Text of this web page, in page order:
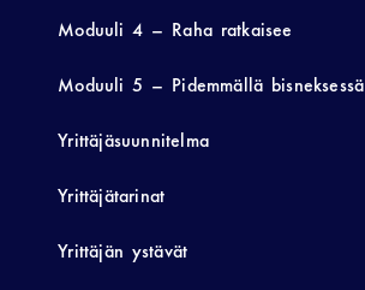
Moduuli 4 – Raha ratkaisee
Moduuli 5 – Pidemmällä bisneksessä
Yrittäjäsuunnitelma
Yrittäjätarinat
Yrittäjän ystävät